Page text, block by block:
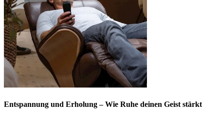
Entspannung und Erholung – Wie Ruhe deinen Geist stärkt